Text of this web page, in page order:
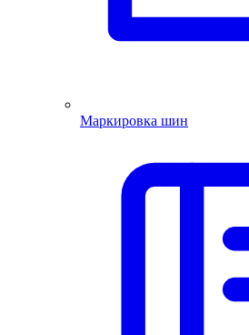
Маркировка шин